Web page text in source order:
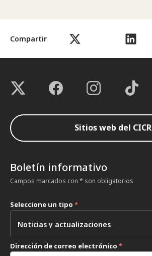
Compartir
Sitios web del CICR
Boletín informativo
Campos marcados con * son obligatorios
Seleccione un tipo *
Dirección de correo electrónico *